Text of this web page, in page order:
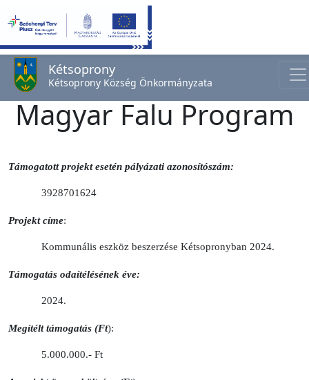
Kétsoprony
Kétsoprony Község Önkormányzata
Magyar Falu Program
Támogatott projekt esetén pályázati azonosítószám:
3928701624
Projekt címe:
Kommunális eszköz beszerzése Kétsopronyban 2024.
Támogatás odaítélésének éve:
2024.
Megítélt támogatás (Ft):
5.000.000.- Ft